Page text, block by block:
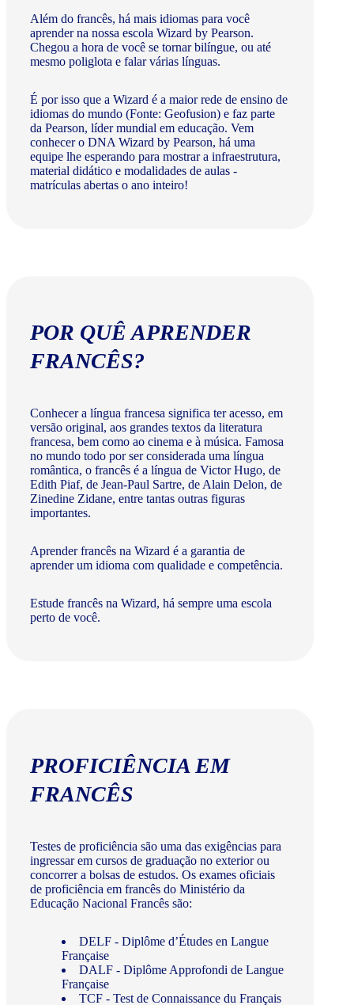
Além do francês, há mais idiomas para você
aprender na nossa escola Wizard by Pearson.
Chegou a hora de você se tornar bilíngue, ou até
mesmo poliglota e falar várias línguas.
É por isso que a Wizard é a maior rede de ensino de
idiomas do mundo (Fonte: Geofusion) e faz parte
da Pearson, líder mundial em educação. Vem
conhecer o DNA Wizard by Pearson, há uma
equipe lhe esperando para mostrar a infraestrutura,
material didático e modalidades de aulas -
matrículas abertas o ano inteiro!
POR QUÊ APRENDER
FRANCÊS?
Conhecer a língua francesa significa ter acesso, em
versão original, aos grandes textos da literatura
francesa, bem como ao cinema e à música. Famosa
no mundo todo por ser considerada uma língua
romântica, o francês é a língua de Victor Hugo, de
Edith Piaf, de Jean-Paul Sartre, de Alain Delon, de
Zinedine Zidane, entre tantas outras figuras
importantes.
Aprender francês na Wizard é a garantia de
aprender um idioma com qualidade e competência.
Estude francês na Wizard, há sempre uma escola
perto de você.
PROFICIÊNCIA EM
FRANCÊS
Testes de proficiência são uma das exigências para
ingressar em cursos de graduação no exterior ou
concorrer a bolsas de estudos. Os exames oficiais
de proficiência em francês do Ministério da
Educação Nacional Francês são:
DELF - Diplôme d’Études en Langue
Française
DALF - Diplôme Approfondi de Langue
Française
TCF - Test de Connaissance du Français